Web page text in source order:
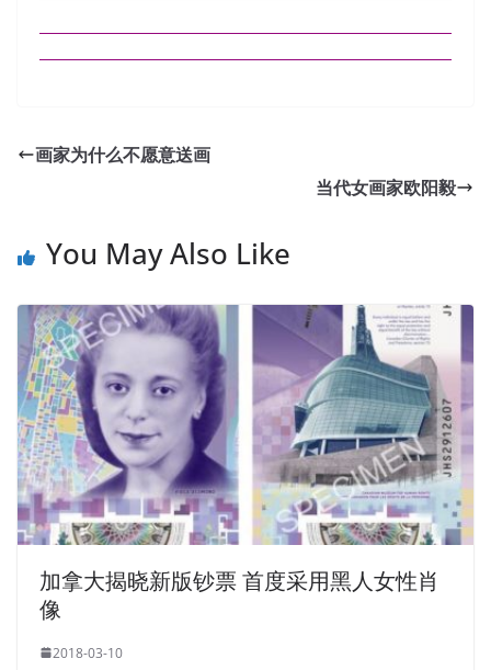
画家为什么不愿意送画
当代女画家欧阳毅
You May Also Like
加拿大揭晓新版钞票 首度采用黑人女性肖
像
2018-03-10